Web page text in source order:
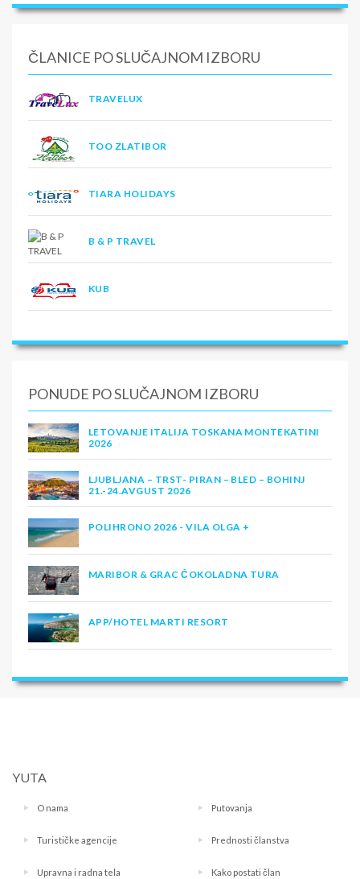
ČLANICE PO SLUČAJNOM IZBORU
TRAVELUX
TOO ZLATIBOR
TIARA HOLIDAYS
B & P TRAVEL
KUB
PONUDE PO SLUČAJNOM IZBORU
LETOVANJE ITALIJA TOSKANA MONTEKATINI
2026
LJUBLJANA – TRST- PIRAN – BLED – BOHINJ
21.-24.AVGUST 2026
POLIHRONO 2026 - VILA OLGA +
MARIBOR & GRAC ČOKOLADNA TURA
APP/HOTEL MARTI RESORT
YUTA
O nama Putovanja
Turističke agencije Prednosti članstva
Upravna i radna tela Kako postati član